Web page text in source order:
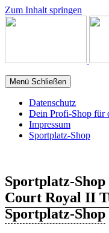
Zum Inhalt springen
Menü Schließen
Datenschutz
Dein Profi-Shop für
Impressum
Sportplatz-Shop
Sportplatz-Shop
Court Royal II
Sportplatz-Shop